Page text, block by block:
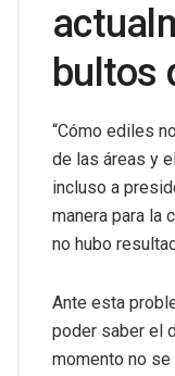
bultos
“Cómo ediles
de las áreas y
incluso a
manera para la
no hubo
Ante esta
poder saber el
momento no